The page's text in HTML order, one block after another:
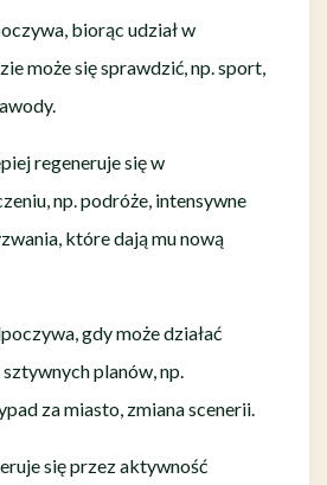
biorąc udział w
może się sprawdzić, np. sport,
regeneruje się w
np. podróże, intensywne
które dają mu nową
gdy może działać
planów, np.
za miasto, zmiana scenerii.
się przez aktywność